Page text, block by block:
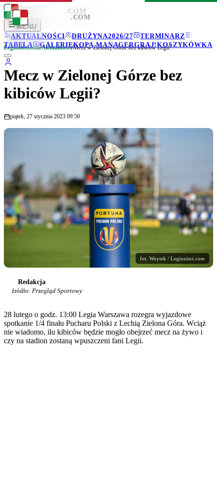
LEGIONISCI .COM
MENU
AKTUALNOŚCI
DRUŻYNA2026/27
TERMINARZ
TABELA
GALERIEKOPA MANAGERGRAJ!KOSZYKÓWKA
LEGIONISCI .COM
Legionisci.com/Aktualności/Mecz w Zielonej Górze bez kibiców Legii?
Mecz w Zielonej Górze bez
kibiców Legii?
piątek, 27 stycznia 2023 09:50
fot. Woytek / Legionisci.com
Redakcja
źródło: Przegląd Sportowy
28 lutego o godz. 13:00 Legia Warszawa rozegra wyjazdowe
spotkanie 1/4 finału Pucharu Polski z Lechią Zielona Góra. Wciąż
nie wiadomo, ilu kibiców będzie mogło obejrzeć mecz na żywo i
czy na stadion zostaną wpuszczeni fani Legii.